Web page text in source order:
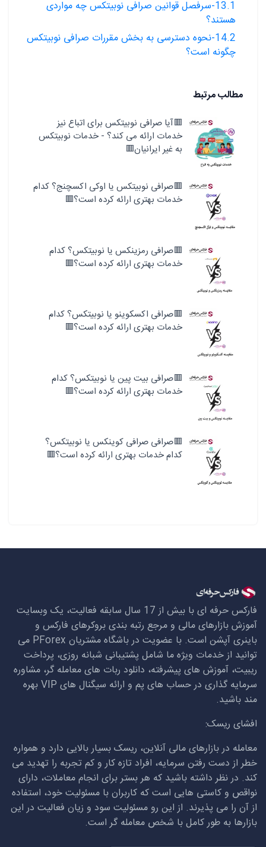
13.1-سرفصل قوانین صرافی نوبیتکس چه مواردی
هستند؟
14.2-نحوه دسترسی به بخش مقررات صرافی نوبیتکس
چگونه است؟
مطالب مرتبط
🟥آیا صرافی نوبیتکس برای اتباع نیز
خدمات ارائه می کند؟ - خدمات نوبیتکس
به غیر ایرانیان🟥
🟥صرافی نوبیتکس یا اوکی اکسچنج؟ کدام
خدمات بهتری ارائه کرده است؟🟥
🟥صرافی رمزینکس یا نوبیتکس؟ کدام
خدمات بهتری ارائه کرده است؟🟥
🟥صرافی اکسکوینو یا نوبیتکس؟ کدام
خدمات بهتری ارائه کرده است؟🟥
🟥صرافی بیت پین یا نوبیتکس؟ کدام
خدمات بهتری ارائه کرده است؟🟥
🟥صرافی صرافی کوینکس یا نوبیتکس؟
کدام خدمات بهتری ارائه کرده است؟🟥
فارکس حرفه ای با بیش از 17 سال سابقه فعالیت، یک وبسایت
آموزش بازارهای مالی و مرجع رتبه بندی بروکرهای فارکس و
باینری آپشن است. با عضویت در باشگاه مشتریان PForex می
توانید از خدمات ویژه ما شامل پشتیبانی شبانه روزی، پرداخت
ریبیت، آموزش های پیشرفته، دانلود ربات های معامله گر، مشاوره
سرمایه گذاری در حساب های پم و ارائه سیگنال های VIPبهره
مند باشید.
افشای ریسک:
معامله در بازارهای مالی آنلاین، ریسک بسیار بالایی دارد و همواره
خطر از دست رفتن سرمایه، افراد تازه کار و کم تجربه را تهدید می
کند. در نظر داشته باشید که هر بستر برای انجام معاملات، دارای
نواقص و کاستی هایی است که کاربران با مسئولیت خود، استفاده
از آن را می پذیرند. از این رو مسئولیت سود و زیان فعالیت در این
بازارها به طور کامل با شخص معامله گر است.